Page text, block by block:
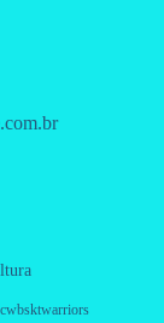
cwbsktwarriors